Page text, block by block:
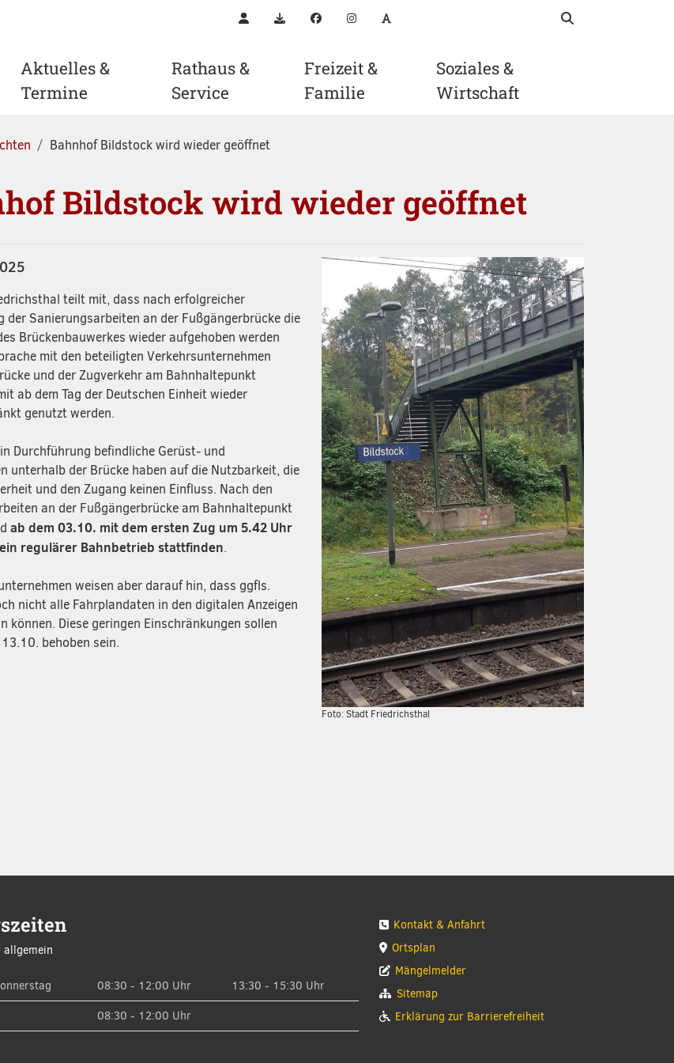
KontaktDownloadsFacebookInstagramSchriftgröße anpassen
Aktuelles &
Termine
Rathaus &
Service
Freizeit &
Familie
Soziales &
Wirtschaft
Bahnhof Bildstock wird wieder geöffnet
Bildstock wird wieder geöffnet
teilt mit, dass nach erfolgreicher
der Sanierungsarbeiten an der Fußgängerbrücke die
Brückenbauwerkes wieder aufgehoben werden
mit den beteiligten Verkehrsunternehmen
und der Zugverkehr am Bahnhaltepunkt
ab dem Tag der Deutschen Einheit wieder
genutzt werden.
Durchführung befindliche Gerüst- und
unterhalb der Brücke haben auf die Nutzbarkeit, die
und den Zugang keinen Einfluss. Nach den
an der Fußgängerbrücke am Bahnhaltepunkt
ab dem 03.10. mit dem ersten Zug um 5.42 Uhr
regulärer Bahnbetrieb stattfinden.
weisen aber darauf hin, dass ggfls.
nicht alle Fahrplandaten in den digitalen Anzeigen
können. Diese geringen Einschränkungen sollen
behoben sein.
Foto: Stadt Friedrichsthal
allgemein
08:30 - 12:00 Uhr
13:30 - 15:30 Uhr
08:30 - 12:00 Uhr
Kontakt & Anfahrt
Ortsplan
Mängelmelder
Sitemap
Erklärung zur Barrierefreiheit